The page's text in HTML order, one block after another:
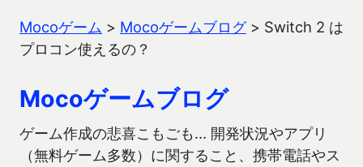
Mocoゲーム > Mocoゲームブログ> Switch 2 は
プロコン使えるの？
Mocoゲームブログ
ゲーム作成の悲喜こもごも… 開発状況やアプリ
（無料ゲーム多数）に関すること、携帯電話やス